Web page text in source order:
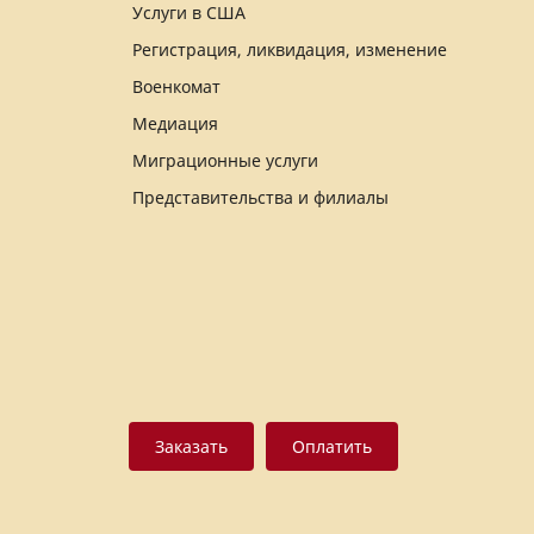
Услуги в США
Регистрация, ликвидация, изменение
Военкомат
Медиация
Миграционные услуги
Представительства и филиалы
Заказать Оплатить